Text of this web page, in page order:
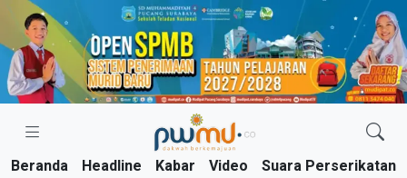
Skip
content
Beranda Headline Kabar Video Suara Perserikatan